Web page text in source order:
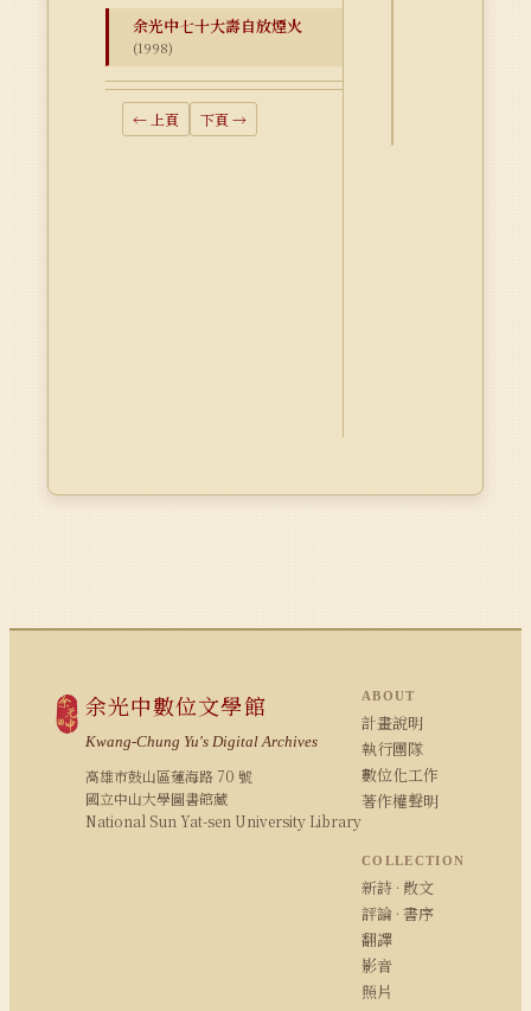
余光中七十大壽自放煙火
(1998)
← 上頁 下頁 →
余光中數位文學館
Kwang-Chung Yu's Digital Archives
高雄市鼓山區蓮海路 70 號
國立中山大學圖書館藏
National Sun Yat-sen University Library
ABOUT
計畫說明
執行團隊
數位化工作
著作權聲明
COLLECTION
新詩 · 散文
評論 · 書序
翻譯
影音
照片